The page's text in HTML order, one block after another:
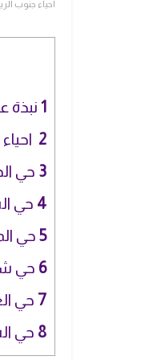
احياء جنوب
1 نبذة
2
3 حي
4 حي
5 حي
6 حي
7 حي
8 حي